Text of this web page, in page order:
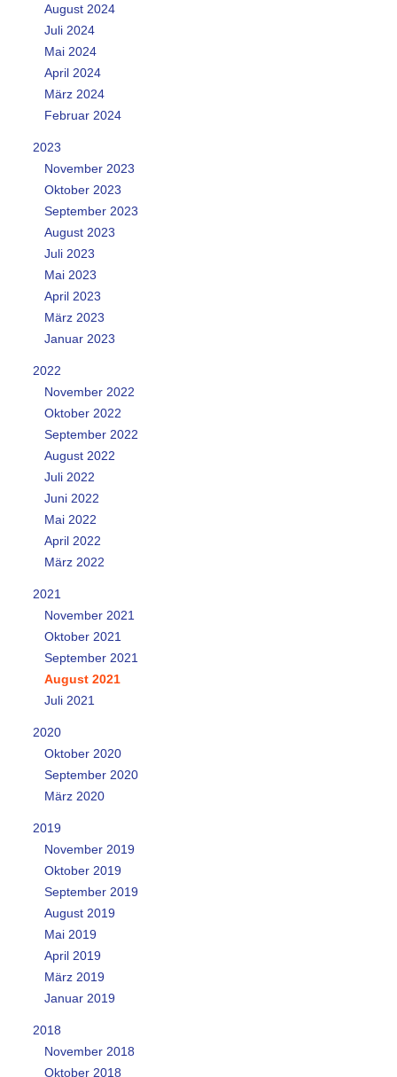
August 2024
Juli 2024
Mai 2024
April 2024
März 2024
Februar 2024
2023
November 2023
Oktober 2023
September 2023
August 2023
Juli 2023
Mai 2023
April 2023
März 2023
Januar 2023
2022
November 2022
Oktober 2022
September 2022
August 2022
Juli 2022
Juni 2022
Mai 2022
April 2022
März 2022
2021
November 2021
Oktober 2021
September 2021
August 2021
Juli 2021
2020
Oktober 2020
September 2020
März 2020
2019
November 2019
Oktober 2019
September 2019
August 2019
Mai 2019
April 2019
März 2019
Januar 2019
2018
November 2018
Oktober 2018